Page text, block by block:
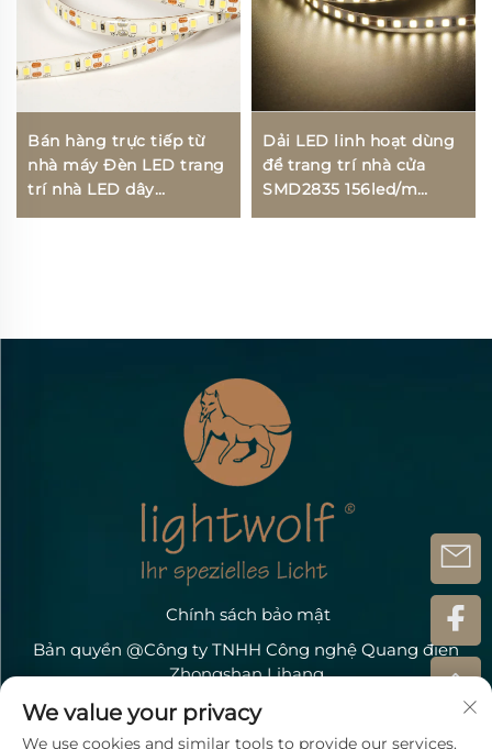
Bán hàng trực tiếp từ
nhà máy Đèn LED trang
trí nhà LED dây
SMD2835 12V 5mm IP20
Dải LED linh hoạt dùng
để trang trí nhà cửa
SMD2835 156led/m
DC24V 5MM
Chính sách bảo mật
Bản quyền @Công ty TNHH Công nghệ Quang điện
Zhongshan Lihang
Liên Hệ Với Chúng Tôi
We value your privacy
We use cookies and similar tools to provide our services.